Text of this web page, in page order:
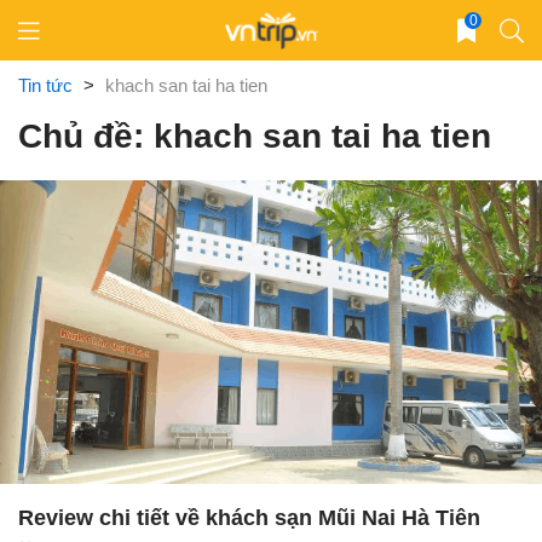
content
0
Tin tức > khach san tai ha tien
Chủ đề: khach san tai ha tien
Review chi tiết về khách sạn Mũi Nai Hà Tiên